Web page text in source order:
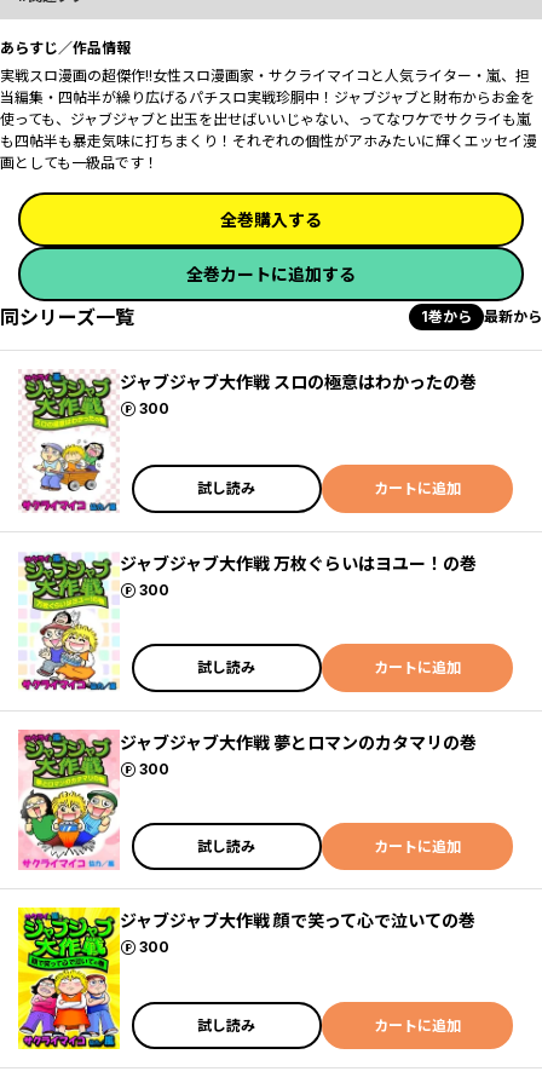
あらすじ／作品情報
実戦スロ漫画の超傑作!!女性スロ漫画家・サクライマイコと人気ライター・嵐、担
当編集・四帖半が繰り広げるパチスロ実戦珍胴中！ジャブジャブと財布からお金を
使っても、ジャブジャブと出玉を出せばいいじゃない、ってなワケでサクライも嵐
も四帖半も暴走気味に打ちまくり！それぞれの個性がアホみたいに輝くエッセイ漫
画としても一級品です！
全巻購入する
全巻カートに追加する
同シリーズ一覧 1巻から 最新から
ジャブジャブ大作戦 スロの極意はわかったの巻
300
ポイント
試し読み カートに追加
ジャブジャブ大作戦 万枚ぐらいはヨユー！の巻
300
ポイント
試し読み カートに追加
ジャブジャブ大作戦 夢とロマンのカタマリの巻
300
ポイント
試し読み カートに追加
ジャブジャブ大作戦 顔で笑って心で泣いての巻
300
ポイント
試し読み カートに追加